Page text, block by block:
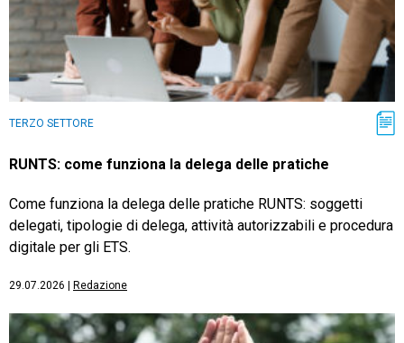
TERZO SETTORE
RUNTS: come funziona la delega delle pratiche
Come funziona la delega delle pratiche RUNTS: soggetti
delegati, tipologie di delega, attività autorizzabili e procedura
digitale per gli ETS.
29.07.2026 Redazione